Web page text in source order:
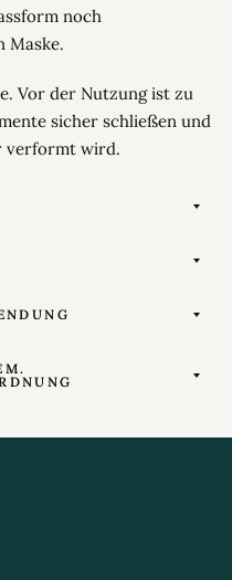
noch
Maske.
Vor der Nutzung ist zu
sicher schließen und
verformt wird.